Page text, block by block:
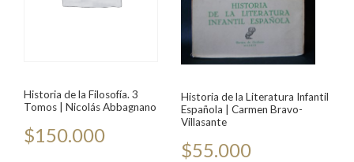
Historia de la Filosofía. 3
Tomos | Nicolás Abbagnano
$150.000
Historia de la Literatura Infantil
Española | Carmen Bravo-
Villasante
$55.000